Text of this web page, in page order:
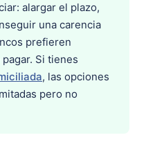
alargar el plazo,
una carencia
prefieren
Si tienes
, las opciones
pero no